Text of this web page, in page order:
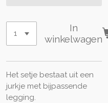
In
winkelwagen
Het setje bestaat uit een
jurkje met bijpassende
legging.